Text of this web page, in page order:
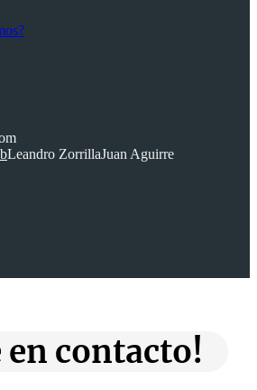
Leandro ZorrillaJuan Aguirre
en contacto!